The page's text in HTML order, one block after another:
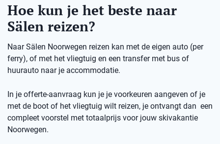
Hoe kun je het beste naar
Sälen reizen?
Naar Sälen Noorwegen reizen kan met de eigen auto (per
ferry), of met het vliegtuig en een transfer met bus of
huurauto naar je accommodatie.
In je offerte-aanvraag kun je je voorkeuren aangeven of je
met de boot of het vliegtuig wilt reizen, je ontvangt dan een
compleet voorstel met totaalprijs voor jouw skivakantie
Noorwegen.